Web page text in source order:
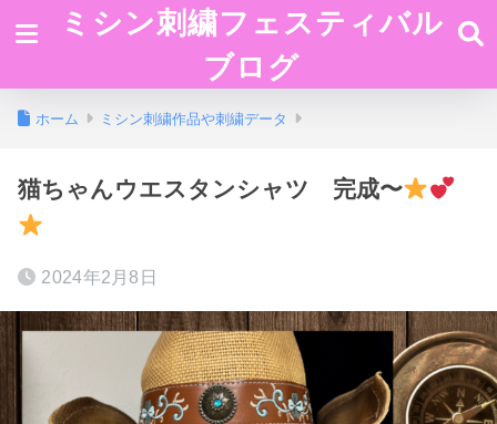
ミシン刺繍フェスティバル
ブログ
ホーム ミシン刺繍作品や刺繍データ
猫ちゃんウエスタンシャツ 完成〜
2024年2月8日